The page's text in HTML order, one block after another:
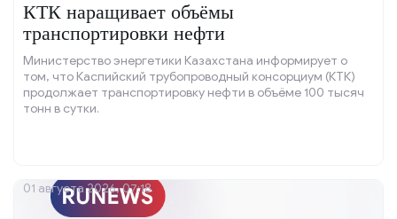
КТК наращивает объёмы
транспортировки нефти
Министерство энергетики Казахстана информирует о
том, что Каспийский трубопроводный консорциум (КТК)
продолжает транспортировку нефти в объёме 100 тысяч
тонн в сутки.
01 августа 2026, 07:18